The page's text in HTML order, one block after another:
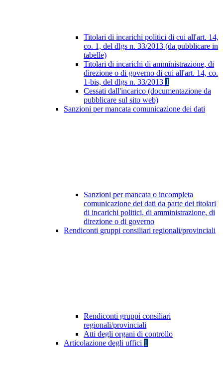
Titolari di incarichi politici di cui all'art. 14,
co. 1, del dlgs n. 33/2013 (da pubblicare in
tabelle)
Titolari di incarichi di amministrazione, di
direzione o di governo di cui all'art. 14, co.
1-bis, del dlgs n. 33/2013 1
Cessati dall'incarico (documentazione da
pubblicare sul sito web)
Sanzioni per mancata comunicazione dei dati
Sanzioni per mancata o incompleta
comunicazione dei dati da parte dei titolari
di incarichi politici, di amministrazione, di
direzione o di governo
Rendiconti gruppi consiliari regionali/provinciali
Rendiconti gruppi consiliari
regionali/provinciali
Atti degli organi di controllo
Articolazione degli uffici 1